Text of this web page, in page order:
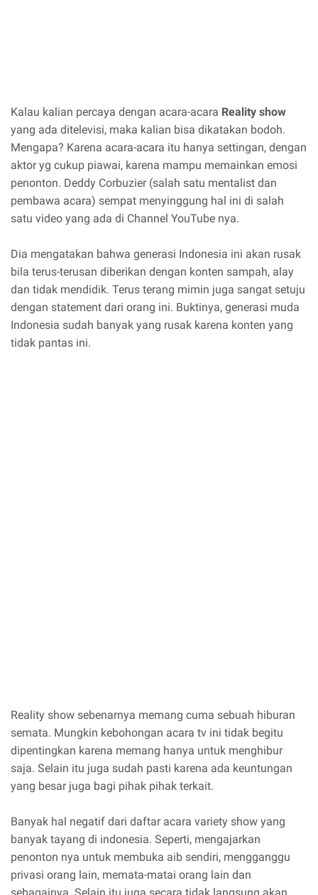
Kalau kalian percaya dengan acara-acara Reality show
yang ada ditelevisi, maka kalian bisa dikatakan bodoh.
Mengapa? Karena acara-acara itu hanya settingan, dengan
aktor yg cukup piawai, karena mampu memainkan emosi
penonton. Deddy Corbuzier (salah satu mentalist dan
pembawa acara) sempat menyinggung hal ini di salah
satu video yang ada di Channel YouTube nya.
Dia mengatakan bahwa generasi Indonesia ini akan rusak
bila terus-terusan diberikan dengan konten sampah, alay
dan tidak mendidik. Terus terang mimin juga sangat setuju
dengan statement dari orang ini. Buktinya, generasi muda
Indonesia sudah banyak yang rusak karena konten yang
tidak pantas ini.
Reality show sebenarnya memang cuma sebuah hiburan
semata. Mungkin kebohongan acara tv ini tidak begitu
dipentingkan karena memang hanya untuk menghibur
saja. Selain itu juga sudah pasti karena ada keuntungan
yang besar juga bagi pihak pihak terkait.
Banyak hal negatif dari daftar acara variety show yang
banyak tayang di indonesia. Seperti, mengajarkan
penonton nya untuk membuka aib sendiri, mengganggu
privasi orang lain, memata-matai orang lain dan
sebagainya. Selain itu juga secara tidak langsung akan